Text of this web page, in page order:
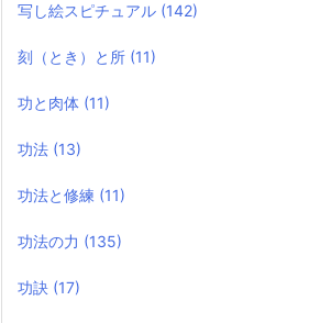
写し絵スピチュアル (142)
刻（とき）と所 (11)
功と肉体 (11)
功法 (13)
功法と修練 (11)
功法の力 (135)
功訣 (17)